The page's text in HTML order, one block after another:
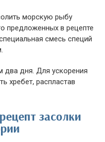
морскую рыбу
предложенных в рецепте
смесь специй
два дня. Для ускорения
хребет, распластав
засолки